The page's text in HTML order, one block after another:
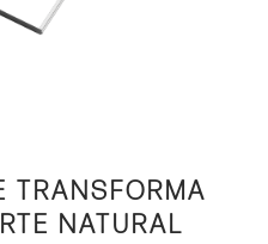
TRANSFORMA
NATURAL